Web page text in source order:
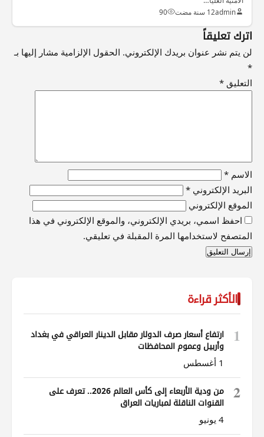
admin12 سنة مضت 90
اترك تعليقاً
لن يتم نشر عنوان بريدك الإلكتروني. الحقول الإلزامية مشار إليها بـ
*
التعليق *
الاسم *
البريد الإلكتروني *
الموقع الإلكتروني
احفظ اسمي، بريدي الإلكتروني، والموقع الإلكتروني في هذا
المتصفح لاستخدامها المرة المقبلة في تعليقي.
الأكثر قراءة
1
ارتفاع أسعار صرف الدولار مقابل الدينار العراقي في بغداد
وأربيل وعموم المحافظات
1 أغسطس
2
من ودية الأربعاء إلى كأس العالم 2026.. تعرف على
القنوات الناقلة لمباريات العراق
4 يونيو